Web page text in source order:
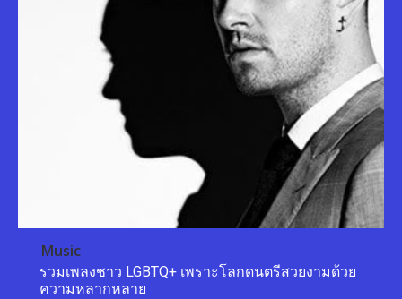
Music
รวมเพลงชาว LGBTQ+ เพราะโลกดนตรีสวยงามด้วย
ความหลากหลาย